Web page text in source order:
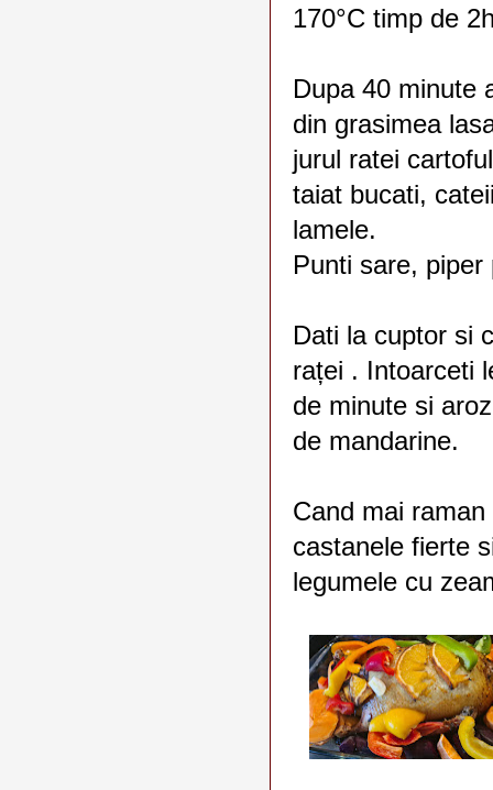
170°C timp de
Dupa 40 minute
din grasimea
jurul ratei
taiat bucati,
lamele.
Punti sare,
Dati la cuptor si
raței . Intoarceti
de minute si
de mandarine.
Cand mai
castanele fierte
legumele cu